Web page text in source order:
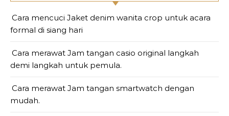
Cara mencuci Jaket denim wanita crop untuk acara
formal di siang hari
Cara merawat Jam tangan casio original langkah
demi langkah untuk pemula.
Cara merawat Jam tangan smartwatch dengan
mudah.